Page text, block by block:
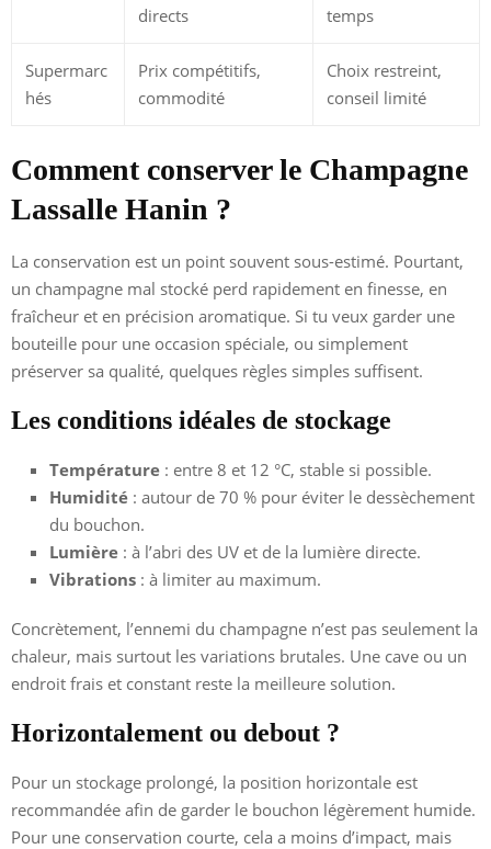
directs
temps
Supermarc
hés
Prix compétitifs,
commodité
Choix restreint,
conseil limité
Comment conserver le Champagne
Lassalle Hanin ?
La conservation est un point souvent sous-estimé. Pourtant,
un champagne mal stocké perd rapidement en finesse, en
fraîcheur et en précision aromatique. Si tu veux garder une
bouteille pour une occasion spéciale, ou simplement
préserver sa qualité, quelques règles simples suffisent.
Les conditions idéales de stockage
Température : entre 8 et 12 °C, stable si possible.
Humidité : autour de 70 % pour éviter le dessèchement
du bouchon.
Lumière : à l’abri des UV et de la lumière directe.
Vibrations : à limiter au maximum.
Concrètement, l’ennemi du champagne n’est pas seulement la
chaleur, mais surtout les variations brutales. Une cave ou un
endroit frais et constant reste la meilleure solution.
Horizontalement ou debout ?
Pour un stockage prolongé, la position horizontale est
recommandée afin de garder le bouchon légèrement humide.
Pour une conservation courte, cela a moins d’impact, mais